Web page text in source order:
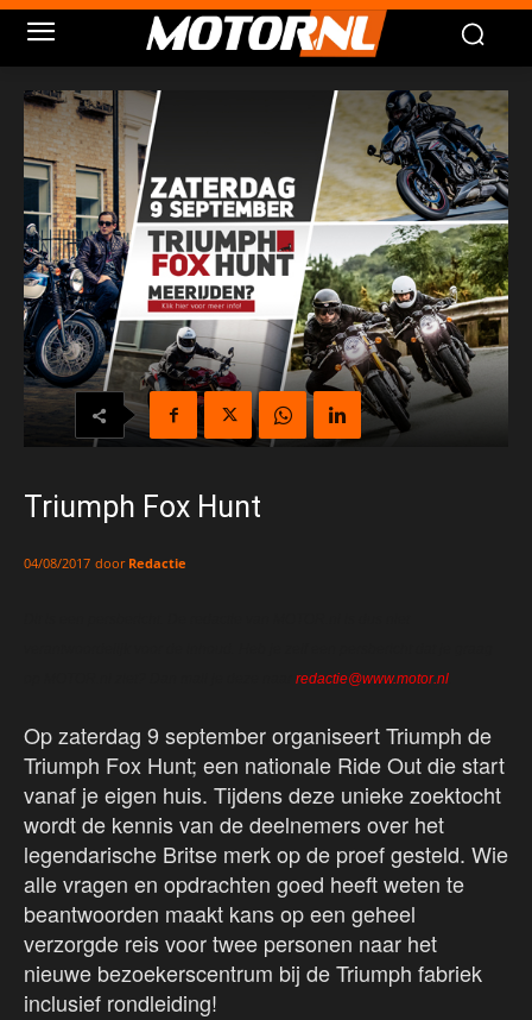
Triumph Fox Hunt
04/08/2017 door Redactie
redactie@www.motor.nl
Op zaterdag 9 september organiseert Triumph de
Triumph Fox Hunt; een nationale Ride Out die start
vanaf je eigen huis. Tijdens deze unieke zoektocht
wordt de kennis van de deelnemers over het
legendarische Britse merk op de proef gesteld. Wie
alle vragen en opdrachten goed heeft weten te
beantwoorden maakt kans op een geheel
verzorgde reis voor twee personen naar het
nieuwe bezoekerscentrum bij de Triumph fabriek
inclusief rondleiding!